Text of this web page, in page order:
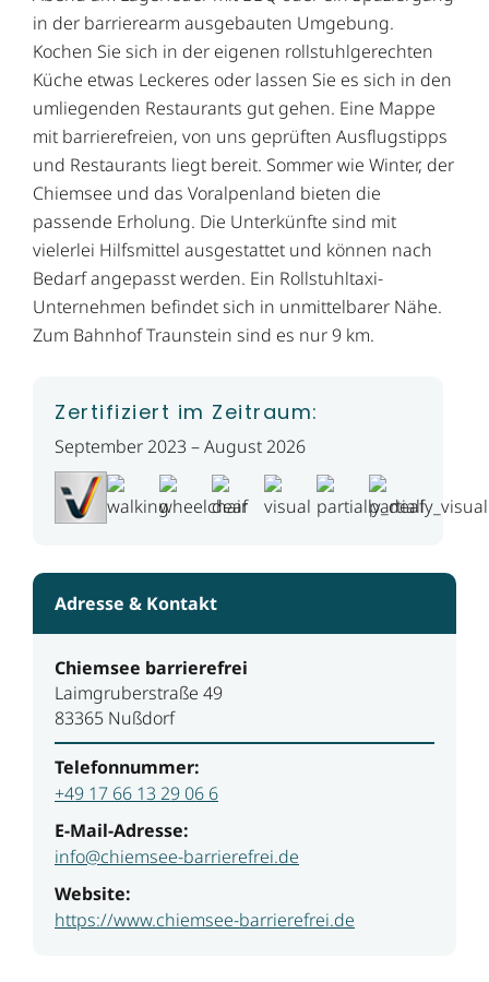
in der barrierearm ausgebauten Umgebung.
Kochen Sie sich in der eigenen rollstuhlgerechten
Küche etwas Leckeres oder lassen Sie es sich in den
umliegenden Restaurants gut gehen. Eine Mappe
mit barrierefreien, von uns geprüften Ausflugstipps
und Restaurants liegt bereit. Sommer wie Winter, der
Chiemsee und das Voralpenland bieten die
passende Erholung. Die Unterkünfte sind mit
vielerlei Hilfsmittel ausgestattet und können nach
Bedarf angepasst werden. Ein Rollstuhltaxi-
Unternehmen befindet sich in unmittelbarer Nähe.
Zum Bahnhof Traunstein sind es nur 9 km.
Zertifiziert im Zeitraum:
September 2023 – August 2026
Adresse & Kontakt
Chiemsee barrierefrei
Laimgruberstraße 49
83365 Nußdorf
Telefonnummer:
+49 17 66 13 29 06 6
E-Mail-Adresse:
info@chiemsee-barrierefrei.de
Website:
https://www.chiemsee-barrierefrei.de